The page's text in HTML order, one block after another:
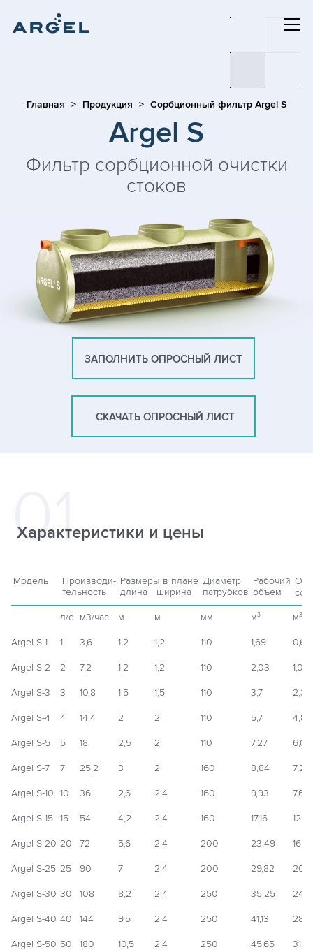
Главная Продукция Сорбционный фильтр Argel S
Argel S
Фильтр сорбционной очистки
стоков
ЗАПОЛНИТЬ ОПРОСНЫЙ ЛИСТ
СКАЧАТЬ ОПРОСНЫЙ ЛИСТ
Характеристики и цены
Модель
Производи-
тельность
Размеры в плане Диаметр
патрубков
Рабочий
объём
длина ширина
л/с м3/час м м мм м3 м3
Argel S-1 1 3,6 1,2 1,2 110 1,69 0,6
Argel S-2 2 7,2 1,2 1,2 110 2,03 1,08
Argel S-3 3 10,8 1,5 1,5 110 3,7 2,3
Argel S-4 4 14,4 2 2 110 5,7 4,82
Argel S-5 5 18 2,5 2 110 7,27 6,03
Argel S-7 7 25,2 3 2 160 8,84 7,23
Argel S-10 10 36 2,6 2,4 160 9,93 7,69
Argel S-15 15 54 4,2 2,4 160 17,16
Argel S-20 20 72 5,6 2,4 200 23,49 16,57
Argel S-25 25 90 7 2,4 200 29,82
Argel S-30 30 108 8,2 2,4 250 35,25
Argel S-40 40 144 9,5 2,4 250 41,13 28,12
Argel S-50 50 180 10,5 2,4 250 45,65